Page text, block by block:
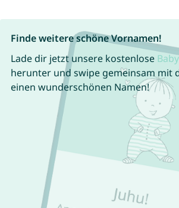
Finde weitere schöne Vornamen!
Lade dir jetzt unsere kostenlose
herunter und swipe gemeinsam mit
einen wunderschönen Namen!